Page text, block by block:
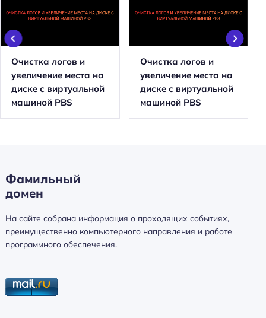
Очистка логов и
увеличение места на
диске с виртуальной
машиной PBS
Очистка логов и
увеличение места на
диске с виртуальной
машиной PBS
Фамильный
домен
На сайте собрана информация о проходящих событиях,
преимущественно компьютерного направления и работе
программного обеспечения.